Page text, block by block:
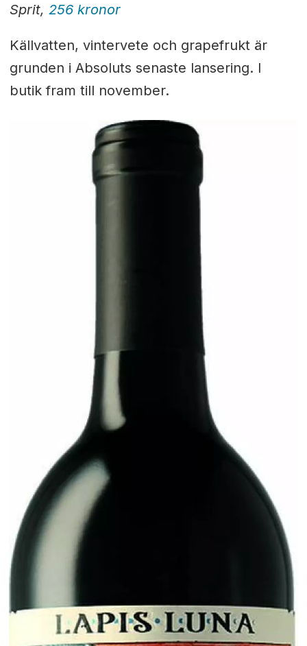
Sprit, 256 kronor
Källvatten, vintervete och grapefrukt är
grunden i Absoluts senaste lansering. I
butik fram till november.